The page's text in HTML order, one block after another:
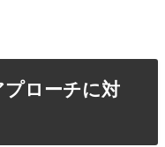
ローチに対